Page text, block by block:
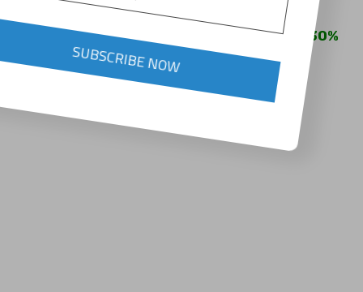
Los precios de los fertilizantes caen un 30%
tras la caída de la demanda
SUBSCRIBE NOW